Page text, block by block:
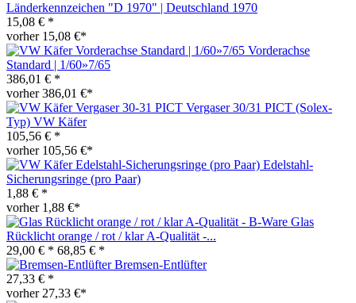
Länderkennzeichen "D 1970" | Deutschland 1970
15,08 € *
vorher 15,08 €*
Vorderachse
Standard | 1/60»7/65
386,01 € *
vorher 386,01 €*
Vergaser 30/31 PICT (Solex-
Typ) VW Käfer
105,56 € *
vorher 105,56 €*
Edelstahl-
Sicherungsringe (pro Paar)
1,88 € *
vorher 1,88 €*
Glas
Rücklicht orange / rot / klar A-Qualität -...
29,00 € * 68,85 € *
Bremsen-Entlüfter
27,33 € *
vorher 27,33 €*